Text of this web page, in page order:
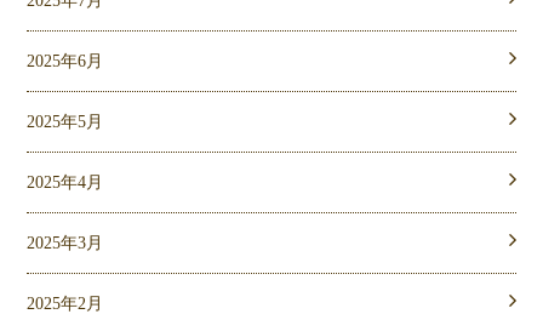
2025年6月
2025年5月
2025年4月
2025年3月
2025年2月